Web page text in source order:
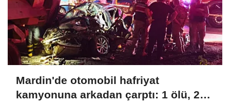
Mardin'de otomobil hafriyat
kamyonuna arkadan çarptı: 1 ölü, 2